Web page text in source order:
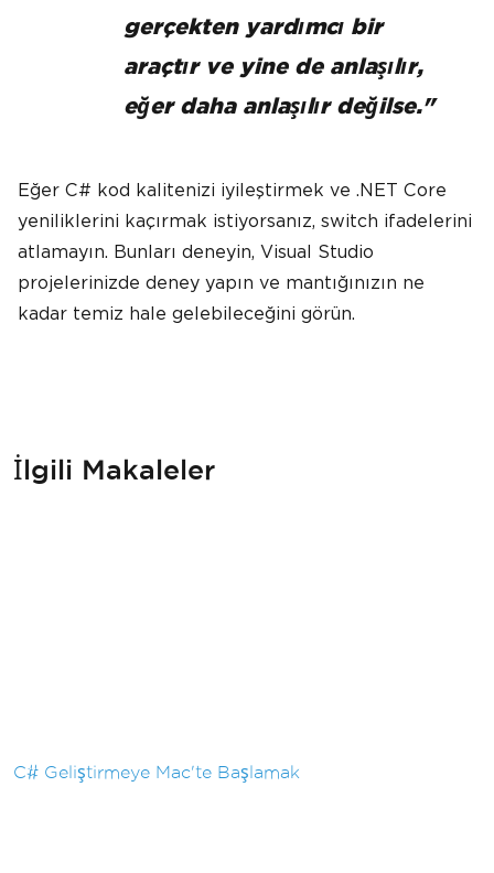
gerçekten yardımcı bir
araçtır ve yine de anlaşılır,
eğer daha anlaşılır değilse."
Eğer C# kod kalitenizi iyileştirmek ve .NET Core
yeniliklerini kaçırmak istiyorsanız, switch ifadelerini
atlamayın. Bunları deneyin, Visual Studio
projelerinizde deney yapın ve mantığınızın ne
kadar temiz hale gelebileceğini görün.
İlgili Makaleler
C# Geliştirmeye Mac'te Başlamak